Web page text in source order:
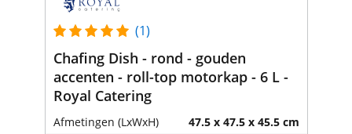
(1)
Chafing Dish - rond - gouden
accenten - roll-top motorkap - 6 L -
Royal Catering
Afmetingen (LxWxH) 47.5 x 47.5 x 45.5 cm